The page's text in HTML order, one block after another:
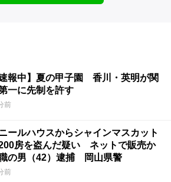
速報中】夏の甲子園 香川・英明が関
一に先制を許す
前
ールハウスからシャインマスカット
房を盗んだ疑い ネットで販売か
の男（42）逮捕 岡山県警
前